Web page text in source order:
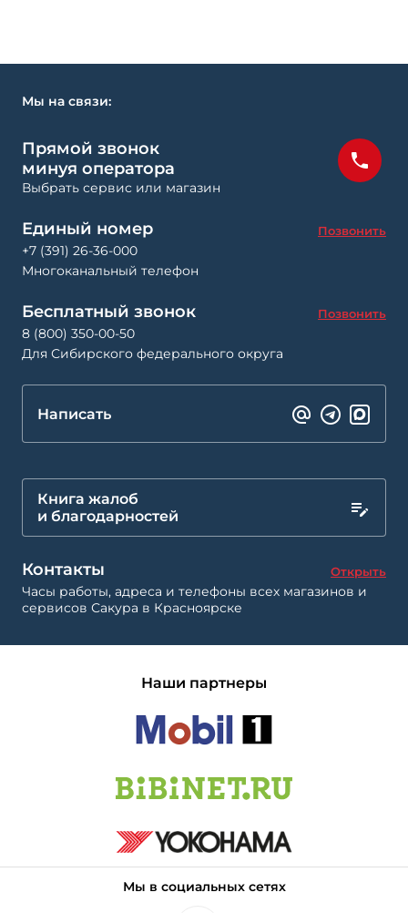
Мы на связи:
Прямой звонок
минуя оператора
Выбрать сервис или магазин
Единый номер Позвонить
+7 (391) 26-36-000
Многоканальный телефон
Бесплатный звонок Позвонить
8 (800) 350-00-50
Для Сибирского федерального округа
Написать
Книга жалоб
и благодарностей
Контакты Открыть
Часы работы, адреса и телефоны всех магазинов и
сервисов Сакура в Красноярске
Наши партнеры
Мы в социальных сетях